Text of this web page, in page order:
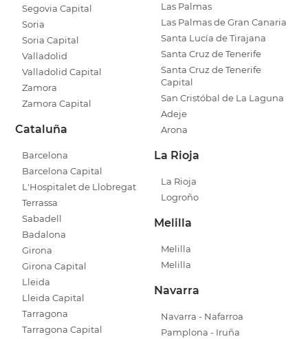
Segovia Capital
Soria
Soria Capital
Valladolid
Valladolid Capital
Zamora
Zamora Capital
Cataluña
Barcelona
Barcelona Capital
L'Hospitalet de Llobregat
Terrassa
Sabadell
Badalona
Girona
Girona Capital
Lleida
Lleida Capital
Tarragona
Tarragona Capital
Las Palmas
Las Palmas de Gran Canaria
Santa Lucía de Tirajana
Santa Cruz de Tenerife
Santa Cruz de Tenerife
Capital
San Cristóbal de La Laguna
Adeje
Arona
La Rioja
La Rioja
Logroño
Melilla
Melilla
Melilla
Navarra
Navarra - Nafarroa
Pamplona - Iruña